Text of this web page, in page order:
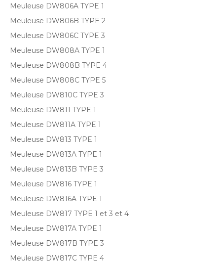
Meuleuse DW806A TYPE 1
Meuleuse DW806B TYPE 2
Meuleuse DW806C TYPE 3
Meuleuse DW808A TYPE 1
Meuleuse DW808B TYPE 4
Meuleuse DW808C TYPE 5
Meuleuse DW810C TYPE 3
Meuleuse DW811 TYPE 1
Meuleuse DW811A TYPE 1
Meuleuse DW813 TYPE 1
Meuleuse DW813A TYPE 1
Meuleuse DW813B TYPE 3
Meuleuse DW816 TYPE 1
Meuleuse DW816A TYPE 1
Meuleuse DW817 TYPE 1 et 3 et 4
Meuleuse DW817A TYPE 1
Meuleuse DW817B TYPE 3
Meuleuse DW817C TYPE 4